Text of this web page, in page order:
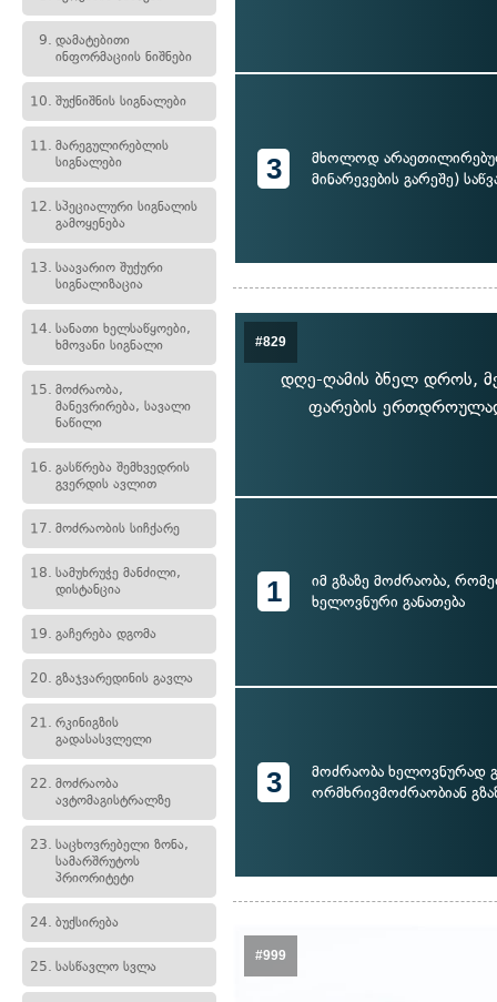
9. დამატებითი
ინფორმაციის ნიშნები
10. შუქნიშნის სიგნალები
11. მარეგულირებლის
სიგნალები
12. სპეციალური სიგნალის
გამოყენება
13. საავარიო შუქური
სიგნალიზაცია
14. სანათი ხელსაწყოები,
ხმოვანი სიგნალი
15. მოძრაობა,
მანევრირება, სავალი
ნაწილი
16. გასწრება შემხვედრის
გვერდის ავლით
17. მოძრაობის სიჩქარე
18. სამუხრუჭე მანძილი,
დისტანცია
19. გაჩერება დგომა
20. გზაჯვარედინის გავლა
21. რკინიგზის
გადასასვლელი
22. მოძრაობა
ავტომაგისტრალზე
23. საცხოვრებელი ზონა,
სამარშრუტოს
პრიორიტეტი
24. ბუქსირება
25. სასწავლო სვლა
3
მხოლოდ
მინარევების გარეშე)
#829
დღე-ღამის ბნელ დროს,
ფარების
1
იმ გზაზე მოძრაობა,
ხელოვნური განათება
3
მოძრაობა ხელოვნურად
ორმხრივმოძრაობიან
#999